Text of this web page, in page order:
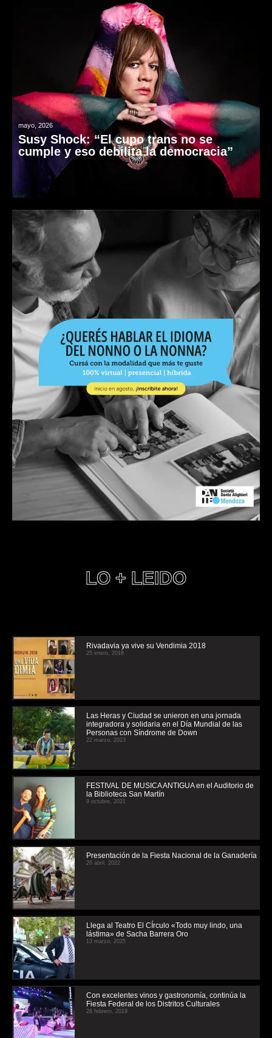
mayo, 2026
Susy Shock: “El cupo trans no se
cumple y eso debilita la democracia”
LO + LEIDO
Rivadavia ya vive su Vendimia 2018
25 enero, 2018
Las Heras y Ciudad se unieron en una jornada
integradora y solidaria en el Día Mundial de las
Personas con Síndrome de Down
22 marzo, 2023
FESTIVAL DE MUSICA ANTIGUA en el Auditorio de
la Biblioteca San Martín
9 octubre, 2021
Presentación de la Fiesta Nacional de la Ganadería
26 abril, 2022
Llega al Teatro El CÍrculo «Todo muy lindo, una
lástima» de Sacha Barrera Oro
13 marzo, 2025
Con excelentes vinos y gastronomía, continúa la
Fiesta Federal de los Distritos Culturales
28 febrero, 2019